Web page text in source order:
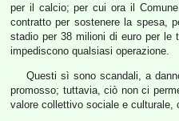
per il calcio; per cui ora il
contratto per sostenere la spesa,
stadio per 38 milioni di euro per le
impediscono qualsiasi operazione.
Questi sì sono scandali, a
promosso; tuttavia, ciò non ci
valore collettivo sociale e culturale,